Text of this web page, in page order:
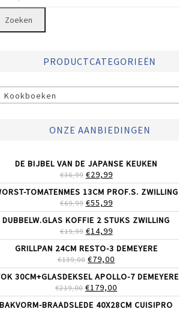
Zoeken
PRODUCTCATEGORIEËN
Kookboeken
ONZE AANBIEDINGEN
DE BIJBEL VAN DE JAPANSE KEUKEN
€36,99 OORSPRONKELIJKE
PRIJS
WAS:
€36,99.
€29,99HUIDIGE
PRIJS
IS:
€29,99.
TOMATENMES 13CM PROF.S. ZWILLING
€69,99 OORSPRONKELIJKE
PRIJS
WAS:
€69,99.
€55,99HUIDIGE
PRIJS
IS:
€55,99.
DUBBELW.GLAS KOFFIE 2 STUKS ZWILLING
€19,99 OORSPRONKELIJKE
PRIJS
WAS:
€19,99.
€14,99HUIDIGE
PRIJS
IS:
€14,99.
GRILLPAN 24CM RESTO-3 DEMEYERE
€139,00 OORSPRONKELIJKE
PRIJS
WAS:
€139,00.
€79,00
PRIJS
IS:
€79,00.
30CM+GLASDEKSEL APOLLO-7 DEMEYERE
€219,00 OORSPRONKELIJKE
PRIJS
WAS:
€179,00
PRIJS
IS:
BAKVORM-BRAADSLEDE 40X28CM CUISIPRO